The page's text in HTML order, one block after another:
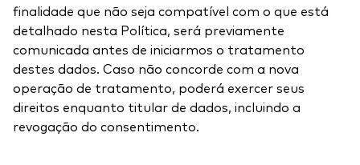
finalidade que não seja compatível com o que está
detalhado nesta Política, será previamente
comunicada antes de iniciarmos o tratamento
destes dados. Caso não concorde com a nova
operação de tratamento, poderá exercer seus
direitos enquanto titular de dados, incluindo a
revogação do consentimento.